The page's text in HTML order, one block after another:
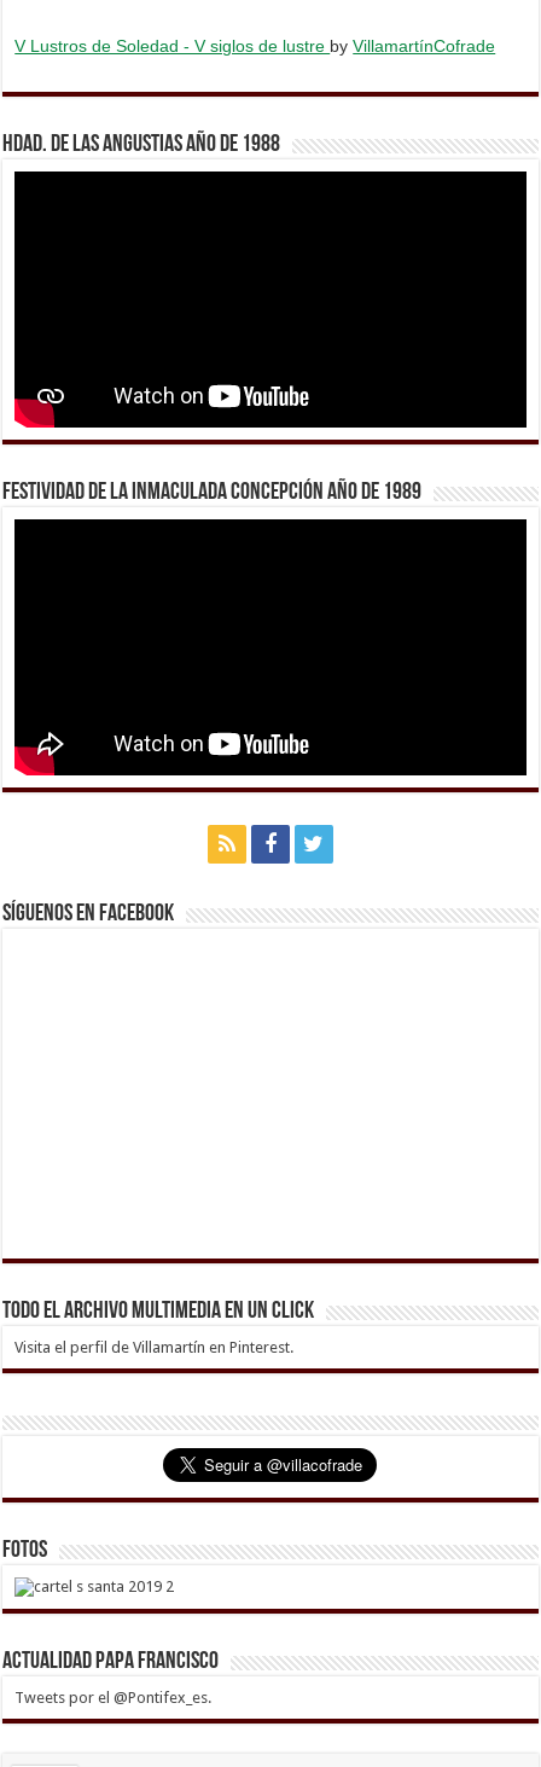
V Lustros de Soledad - V siglos de lustre byVillamartínCofrade
Hdad. de Las Angustias año de 1988
Festividad de la Inmaculada Concepción año de 1989
Síguenos en Facebook
Todo el archivo multimedia en un click
Visita el perfil de Villamartín en Pinterest.
Fotos
Actualidad Papa Francisco
Tweets por el @Pontifex_es.